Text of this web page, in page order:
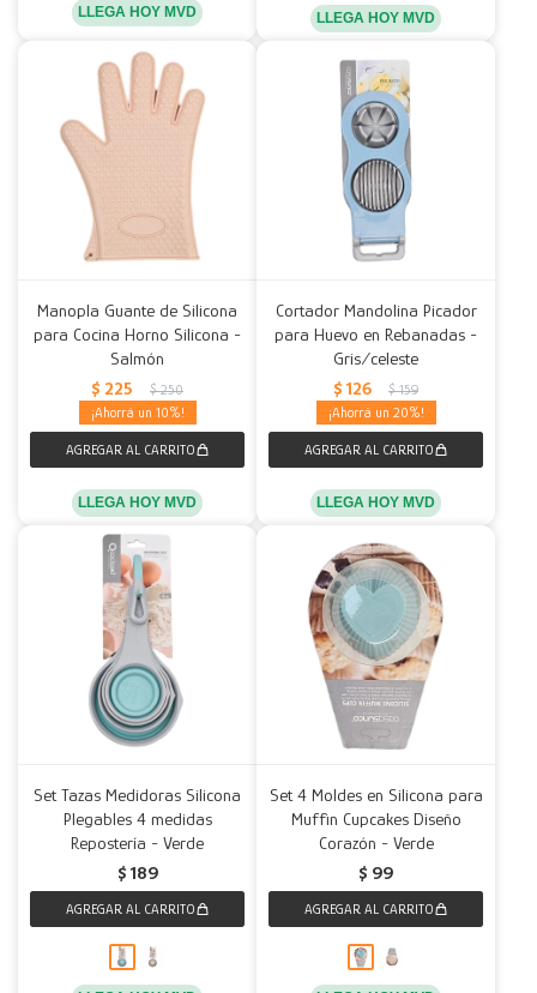
LLEGA HOY MVD LLEGA HOY MVD
Manopla Guante de Silicona
para Cocina Horno Silicona -
Salmón
$ 225 $ 250
10
LLEGA HOY MVD
Cortador Mandolina Picador
para Huevo en Rebanadas -
Gris/celeste
$ 126 $ 159
20
LLEGA HOY MVD
Set Tazas Medidoras Silicona
Plegables 4 medidas
Repostería - Verde
$ 189
Set 4 Moldes en Silicona para
Muffin Cupcakes Diseño
Corazón - Verde
$ 99